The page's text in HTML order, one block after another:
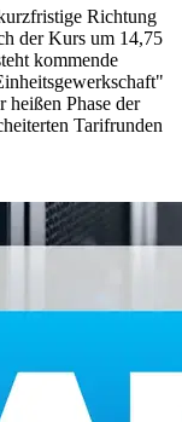
Richtung
der Kurs um 14,75
kommende
Phase der
Tarifrunden